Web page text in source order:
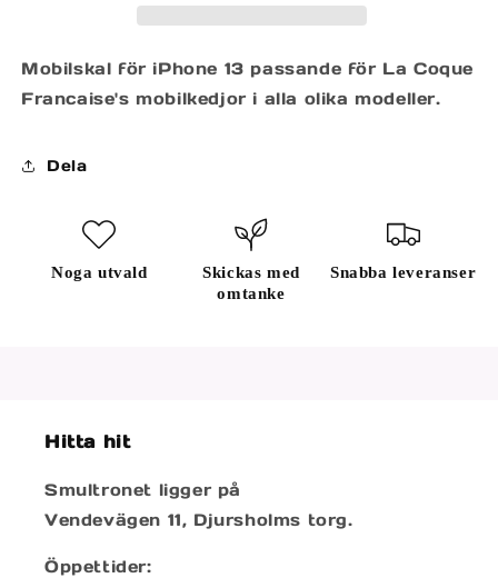
Mobilskal för iPhone 13 passande för La Coque
Francaise's mobilkedjor i alla olika modeller.
Dela
Noga utvald
Skickas med
omtanke
Snabba leveranser
Hitta hit
Smultronet ligger på
Vendevägen 11, Djursholms torg.
Öppettider: